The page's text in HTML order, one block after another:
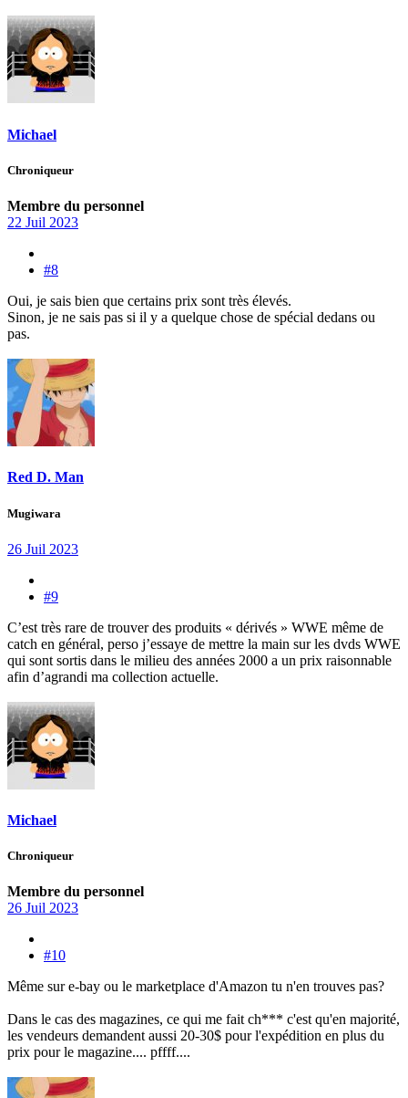
Michael
Chroniqueur
Membre du personnel
22 Juil 2023
#8
Oui, je sais bien que certains prix sont très élevés.
Sinon, je ne sais pas si il y a quelque chose de spécial dedans ou
pas.
Red D. Man
Mugiwara
26 Juil 2023
#9
C’est très rare de trouver des produits « dérivés » WWE même de
catch en général, perso j’essaye de mettre la main sur les dvds WWE
qui sont sortis dans le milieu des années 2000 a un prix raisonnable
afin d’agrandi ma collection actuelle.
Michael
Chroniqueur
Membre du personnel
26 Juil 2023
#10
Même sur e-bay ou le marketplace d'Amazon tu n'en trouves pas?
Dans le cas des magazines, ce qui me fait ch*** c'est qu'en majorité,
les vendeurs demandent aussi 20-30$ pour l'expédition en plus du
prix pour le magazine.... pffff....